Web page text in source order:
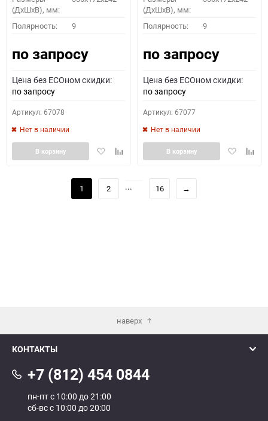
(ДхШхВ), мм:
Полярность: 9
по запросу
Цена без ECOном скидки:
по запросу
Артикул: 67078
Нет в наличии
ДобавитьДобавить
В корзину
(ДхШхВ), мм:
Полярность: 9
по запросу
Цена без ECOном скидки:
по запросу
Артикул: 67077
Нет в наличии
Добавить
В корзину
1 2 ... 16 →
наверх
КОНТАКТЫ
+7 (812) 454 0844
пн-пт с 10:00 до 21:00
сб-вс с 10:00 до 20:00